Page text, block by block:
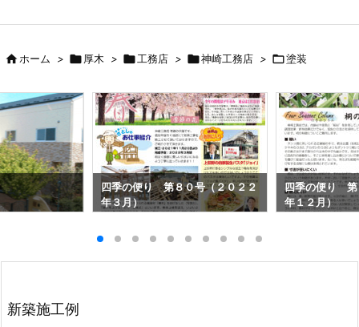
ホーム > 厚木 > 工務店 > 神崎工務店 > 塗装
四季の便り 第８０号（２０２２
年３月）
四季の便り 第
年１２月）
新築施工例